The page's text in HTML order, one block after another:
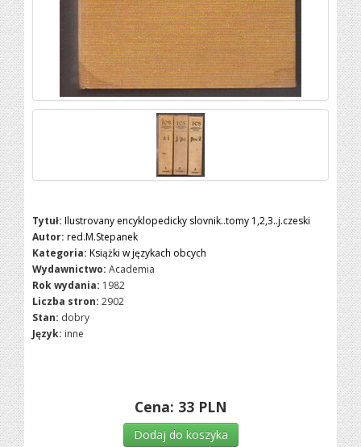
Tytuł: Ilustrovany encyklopedicky slovnik..tomy 1,2,3..j.czeski
Autor: red.M.Stepanek
Kategoria: Książki w językach obcych
Wydawnictwo: Academia
Rok wydania: 1982
Liczba stron: 2902
Stan: dobry
Język: inne
Cena: 33 PLN
Dodaj do koszyka